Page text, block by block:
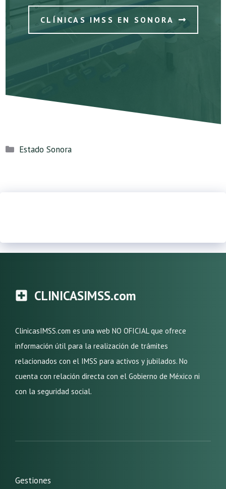
CLÍNICAS IMSS EN SONORA
Categorías
Estado Sonora
CLINICASIMSS.com
ClinicasIMSS.com es una web NO OFICIAL que ofrece
información útil para la realización de trámites
relacionados con el IMSS para activos y jubilados. No
cuenta con relación directa con el Gobierno de México ni
con la seguridad social.
Gestiones